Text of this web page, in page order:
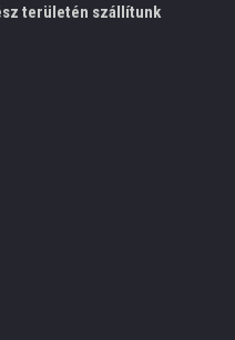
területén szállítunk